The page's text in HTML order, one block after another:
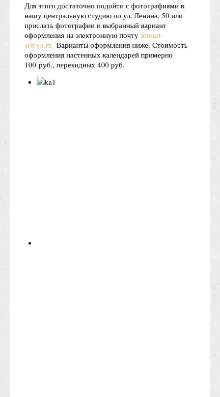
Для этого достаточно подойти с фотографиями в
нашу центральную студию по ул. Ленина, 50 или
прислать фотографии и выбранный вариант
оформления на электронную почту fotoart-
st@ya.ru. Варианты оформления ниже. Стоимость
оформления настенных календарей примерно
100 руб., перекидных 400 руб.